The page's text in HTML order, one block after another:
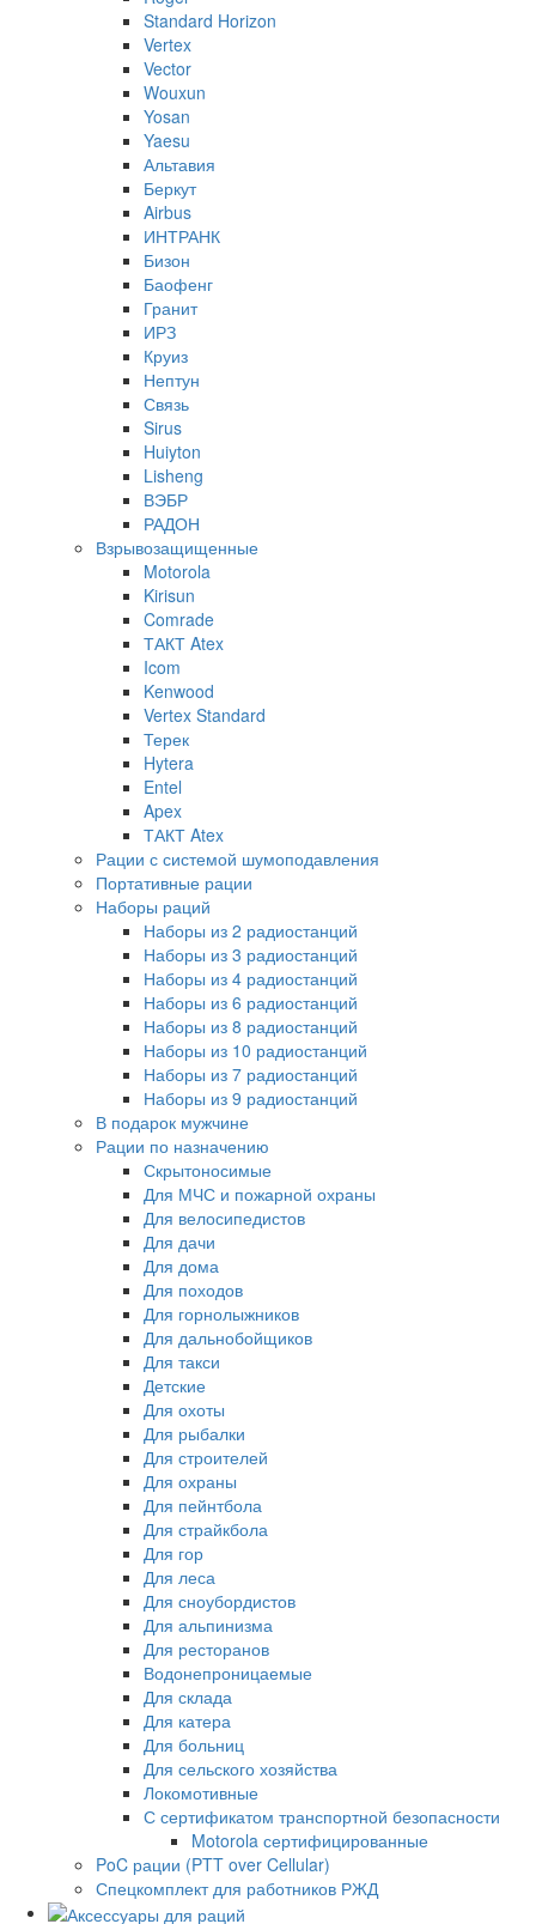
Standard Horizon
Vertex
Vector
Wouxun
Yosan
Yaesu
Альтавия
Беркут
Airbus
ИНТРАНК
Бизон
Баофенг
Гранит
ИРЗ
Круиз
Нептун
Связь
Sirus
Huiyton
Lisheng
ВЭБР
РАДОН
Взрывозащищенные
Motorola
Kirisun
Comrade
ТАКТ Atex
Icom
Kenwood
Vertex Standard
Терек
Hytera
Entel
Apex
ТАКТ Atex
Рации с системой шумоподавления
Портативные рации
Наборы раций
Наборы из 2 радиостанций
Наборы из 3 радиостанций
Наборы из 4 радиостанций
Наборы из 6 радиостанций
Наборы из 8 радиостанций
Наборы из 10 радиостанций
Наборы из 7 радиостанций
Наборы из 9 радиостанций
В подарок мужчине
Рации по назначению
Скрытоносимые
Для МЧС и пожарной охраны
Для велосипедистов
Для дачи
Для дома
Для походов
Для горнолыжников
Для дальнобойщиков
Для такси
Детские
Для охоты
Для рыбалки
Для строителей
Для охраны
Для пейнтбола
Для страйкбола
Для гор
Для леса
Для сноубордистов
Для альпинизма
Для ресторанов
Водонепроницаемые
Для склада
Для катера
Для больниц
Для сельского хозяйства
Локомотивные
С сертификатом транспортной безопасности
Motorola сертифицированные
PoC рации (PTT over Cellular)
Спецкомплект для работников РЖД